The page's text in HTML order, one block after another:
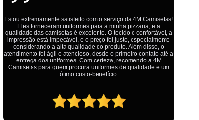
Fabrica de Camisetas Lisas
Atacado de Roupas para Revender de
Fábrica Roupas Atacado
Fábrica
Fábrica Roupas Infantil
Private Label Camisetas Streetwear Goiás
Ótimo atendimento,todos muito educados, prestativos e que
colocam o cliente em primeiro lugar. Qualquer lugar tem
problemas,isso é fato, mas aqui na 4M tudo é resolvido com
calma e de forma que todos saem ganhando no final.